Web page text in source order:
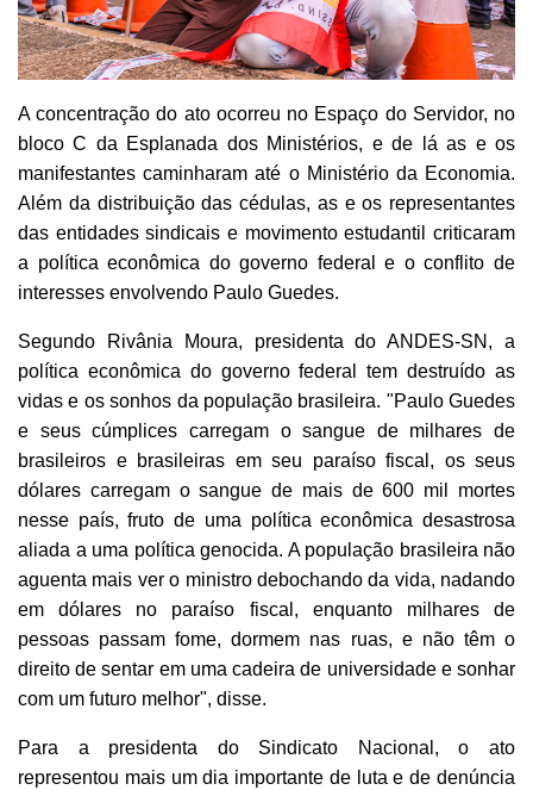
A concentração do ato ocorreu no Espaço do Servidor, no
bloco C da Esplanada dos Ministérios, e de lá as e os
manifestantes caminharam até o Ministério da Economia.
Além da distribuição das cédulas, as e os representantes
das entidades sindicais e movimento estudantil criticaram
a política econômica do governo federal e o conflito de
interesses envolvendo Paulo Guedes.
Segundo Rivânia Moura, presidenta do ANDES-SN, a
política econômica do governo federal tem destruído as
vidas e os sonhos da população brasileira. "Paulo Guedes
e seus cúmplices carregam o sangue de milhares de
brasileiros e brasileiras em seu paraíso fiscal, os seus
dólares carregam o sangue de mais de 600 mil mortes
nesse país, fruto de uma política econômica desastrosa
aliada a uma política genocida. A população brasileira não
aguenta mais ver o ministro debochando da vida, nadando
em dólares no paraíso fiscal, enquanto milhares de
pessoas passam fome, dormem nas ruas, e não têm o
direito de sentar em uma cadeira de universidade e sonhar
com um futuro melhor", disse.
Para a presidenta do Sindicato Nacional, o ato
representou mais um dia importante de luta e de denúncia